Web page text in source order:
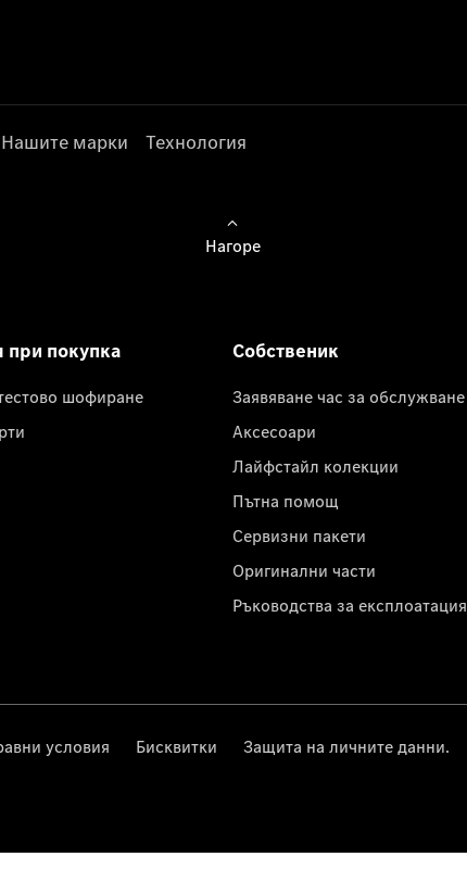
Нашите марки Технология
Нагоре
при покупка
шофиране
Собственик
Заявяване час за обслужване
Аксесоари
Лайфстайл колекции
Пътна помощ
Сервизни пакети
Оригинални части
Ръководства за експлоатация
условия Бисквитки Защита на личните данни.